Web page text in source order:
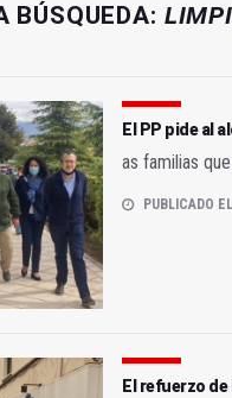
BÚSQUEDA:
El PP pide al
as familias
PUBLICADO
El refuerzo de